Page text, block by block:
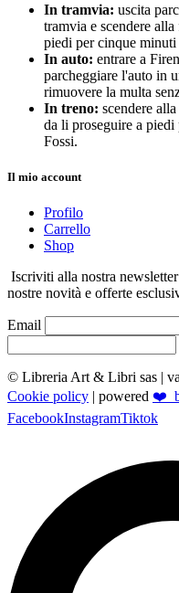
In tramvia: uscita
tramvia e scendere
piedi per cinque
In auto: entrare a
parcheggiare l'auto in
rimuovere la multa
In treno: scendere
da li proseguire a
Fossi.
Il mio account
Profilo
Carrello
Shop
Iscriviti alla nostra
nostre novità e offerte
Email
© Libreria Art & Libri sas |
Cookie policy | powered
FacebookInstagramTiktok